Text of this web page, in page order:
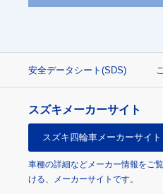
安全データシート(SDS)
スズキメーカーサイト
スズキ四輪車メーカーサイト
車種の詳細などメーカー情報をご
ける、メーカーサイトです。